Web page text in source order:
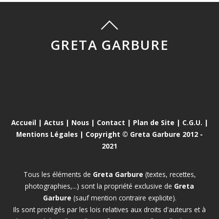
GRETA GARBURE
Accueil | Actus| Nous| Contact | Plan de Site | C.G.U. |
Mentions Légales | Copyright © Greta Garbure 2012 -
2021
Tous les éléments de Greta Garbure (textes, recettes,
photographies,...) sont la propriété exclusive de Greta
Garbure (sauf mention contraire explicite).
Ils sont protégés par les lois relatives aux droits d'auteurs et à